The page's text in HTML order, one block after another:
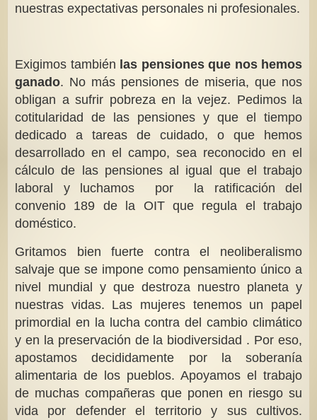
nuestras expectativas personales ni profesionales.
Exigimos también las pensiones que nos hemos
ganado. No más pensiones de miseria, que nos
obligan a sufrir pobreza en la vejez. Pedimos la
cotitularidad de las pensiones y que el tiempo
dedicado a tareas de cuidado, o que hemos
desarrollado en el campo, sea reconocido en el
cálculo de las pensiones al igual que el trabajo
laboral y luchamos por la ratificación del
convenio 189 de la OIT que regula el trabajo
doméstico.
Gritamos bien fuerte contra el neoliberalismo
salvaje que se impone como pensamiento único a
nivel mundial y que destroza nuestro planeta y
nuestras vidas. Las mujeres tenemos un papel
primordial en la lucha contra del cambio climático
y en la preservación de la biodiversidad . Por eso,
apostamos decididamente por la soberanía
alimentaria de los pueblos. Apoyamos el trabajo
de muchas compañeras que ponen en riesgo su
vida por defender el territorio y sus cultivos.